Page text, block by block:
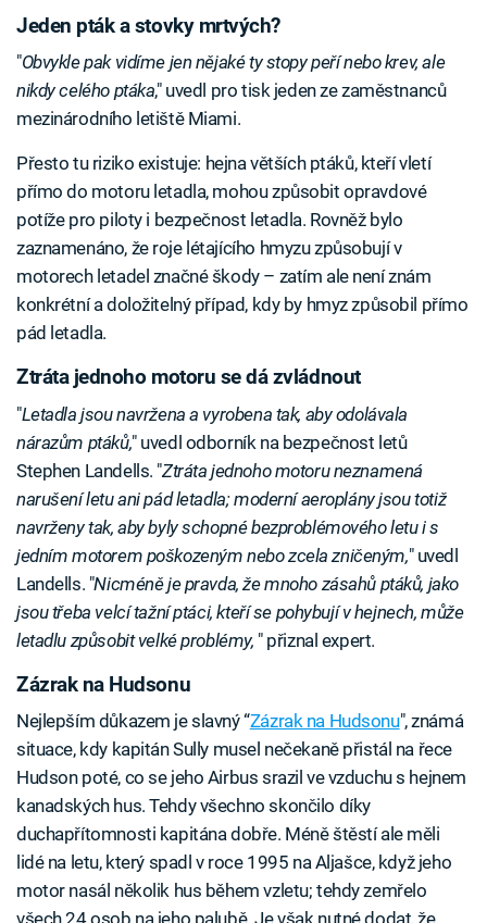
Jeden pták a stovky mrtvých?
"Obvykle pak vidíme jen nějaké ty stopy peří nebo krev, ale
nikdy celého ptáka," uvedl pro tisk jeden ze zaměstnanců
mezinárodního letiště Miami.
Přesto tu riziko existuje: hejna větších ptáků, kteří vletí
přímo do motoru letadla, mohou způsobit opravdové
potíže pro piloty i bezpečnost letadla. Rovněž bylo
zaznamenáno, že roje létajícího hmyzu způsobují v
motorech letadel značné škody – zatím ale není znám
konkrétní a doložitelný případ, kdy by hmyz způsobil přímo
pád letadla.
Ztráta jednoho motoru se dá zvládnout
"Letadla jsou navržena a vyrobena tak, aby odolávala
nárazům ptáků," uvedl odborník na bezpečnost letů
Stephen Landells. "Ztráta jednoho motoru neznamená
narušení letu ani pád letadla; moderní aeroplány jsou totiž
navrženy tak, aby byly schopné bezproblémového letu i s
jedním motorem poškozeným nebo zcela zničeným," uvedl
Landells. "Nicméně je pravda, že mnoho zásahů ptáků, jako
jsou třeba velcí tažní ptáci, kteří se pohybují v hejnech, může
letadlu způsobit velké problémy, " přiznal expert.
Zázrak na Hudsonu
Nejlepším důkazem je slavný “Zázrak na Hudsonu", známá
situace, kdy kapitán Sully musel nečekaně přistál na řece
Hudson poté, co se jeho Airbus srazil ve vzduchu s hejnem
kanadských hus. Tehdy všechno skončilo díky
duchapřítomnosti kapitána dobře. Méně štěstí ale měli
lidé na letu, který spadl v roce 1995 na Aljašce, když jeho
motor nasál několik hus během vzletu; tehdy zemřelo
všech 24 osob na jeho palubě. Je však nutné dodat, že